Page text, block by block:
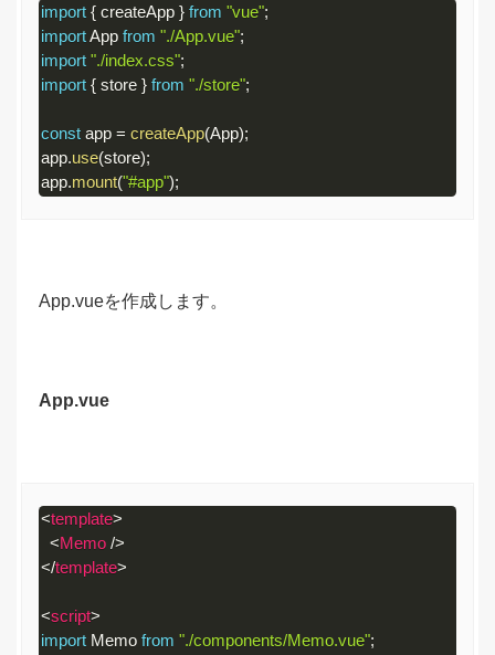
import { createApp } from "vue";
import App from "./App.vue";
import "./index.css";
import { store } from "./store";
const app = createApp(App);
app.use(store);
app.mount("#app");
javascript
App.vueを作成します。
App.vue
<template>
<Memo />
</template>
<script>
import Memo from "./components/Memo.vue";